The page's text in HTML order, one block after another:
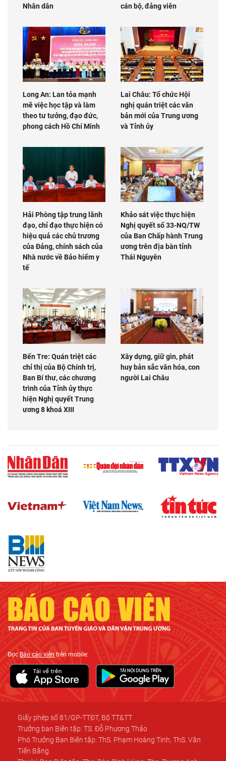
Nhân dân
cán bộ, đảng viên
Long An: Lan tỏa mạnh
mẽ việc học tập và làm
theo tư tưởng, đạo đức,
phong cách Hồ Chí Minh
Lai Châu: Tổ chức Hội
nghị quán triệt các văn
bản mới của Trung ương
và Tỉnh ủy
Hải Phòng tập trung lãnh
đạo, chỉ đạo thực hiện có
hiệu quả các chủ trương
của Đảng, chính sách của
Nhà nước về Bảo hiểm y
tế
Khảo sát việc thực hiện
Nghị quyết số 33-NQ/TW
của Ban Chấp hành Trung
ương trên địa bàn tỉnh
Thái Nguyên
Bến Tre: Quán triệt các
chỉ thị của Bộ Chính trị,
Ban Bí thư, các chương
trình của Tỉnh ủy thực
hiện Nghị quyết Trung
ương 8 khoá XIII
Xây dựng, giữ gìn, phát
huy bản sắc văn hóa, con
người Lai Châu
ĐọcBáo cáo viên trên mobile:
Giấy phép số 81/GP-TTĐT, Bộ TT&TT
Trưởng ban Biên tập: TS. Đỗ Phương Thảo
Phó Trưởng Ban Biên tập: ThS. Phạm Hoàng Tinh, ThS. Văn
Tiến Bằng